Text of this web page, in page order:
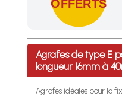
OFFERTS
Profitez des Frais de
Agrafes de type E
longueur 16mm à
Agrafes idéales pour la